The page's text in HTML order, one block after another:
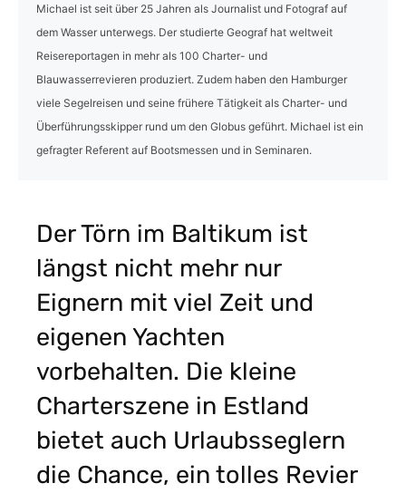
Michael ist seit über 25 Jahren als Journalist und Fotograf auf
dem Wasser unterwegs. Der studierte Geograf hat weltweit
Reisereportagen in mehr als 100 Charter- und
Blauwasserrevieren produziert. Zudem haben den Hamburger
viele Segelreisen und seine frühere Tätigkeit als Charter- und
Überführungsskipper rund um den Globus geführt. Michael ist ein
gefragter Referent auf Bootsmessen und in Seminaren.
Der Törn im Baltikum ist
längst nicht mehr nur
Eignern mit viel Zeit und
eigenen Yachten
vorbehalten. Die kleine
Charterszene in Estland
bietet auch Urlaubsseglern
die Chance, ein tolles Revier